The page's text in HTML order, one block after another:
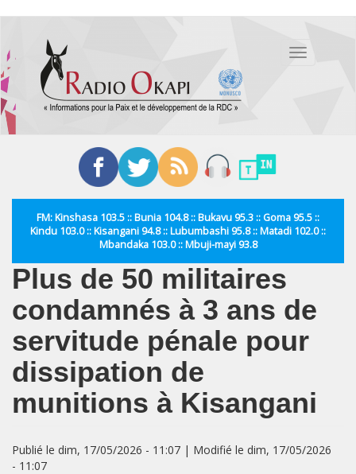
contenu
principal
Toggle
FM: Kinshasa 103.5 :: Bunia 104.8 :: Bukavu 95.3 :: Goma 95.5 ::
Kindu 103.0 :: Kisangani 94.8 :: Lubumbashi 95.8 :: Matadi 102.0 ::
Mbandaka 103.0 :: Mbuji-mayi 93.8
Plus de 50 militaires
condamnés à 3 ans de
servitude pénale pour
dissipation de
munitions à Kisangani
Publié le dim, 17/05/2026 - 11:07 | Modifié le dim, 17/05/2026
- 11:07